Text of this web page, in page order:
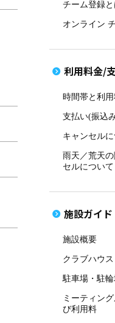
チーム登録と
オンライン
利用料金/
時間帯と利
支払い(振込
キャンセル
雨天／荒天
セルについて
施設ガイド
施設概要
クラブハウス
駐車場・駐
ミーティン
び利用料